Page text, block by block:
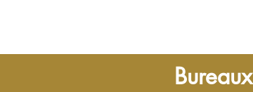
Bureaux